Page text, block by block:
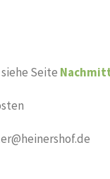
Seite